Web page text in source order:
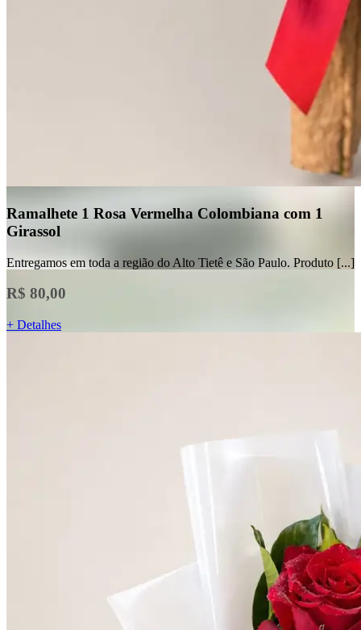
Ramalhete 1 Rosa Vermelha Colombiana com 1
Girassol
Entregamos em toda a região do Alto Tietê e São Paulo. Produto [...]
R$ 80,00
+ Detalhes